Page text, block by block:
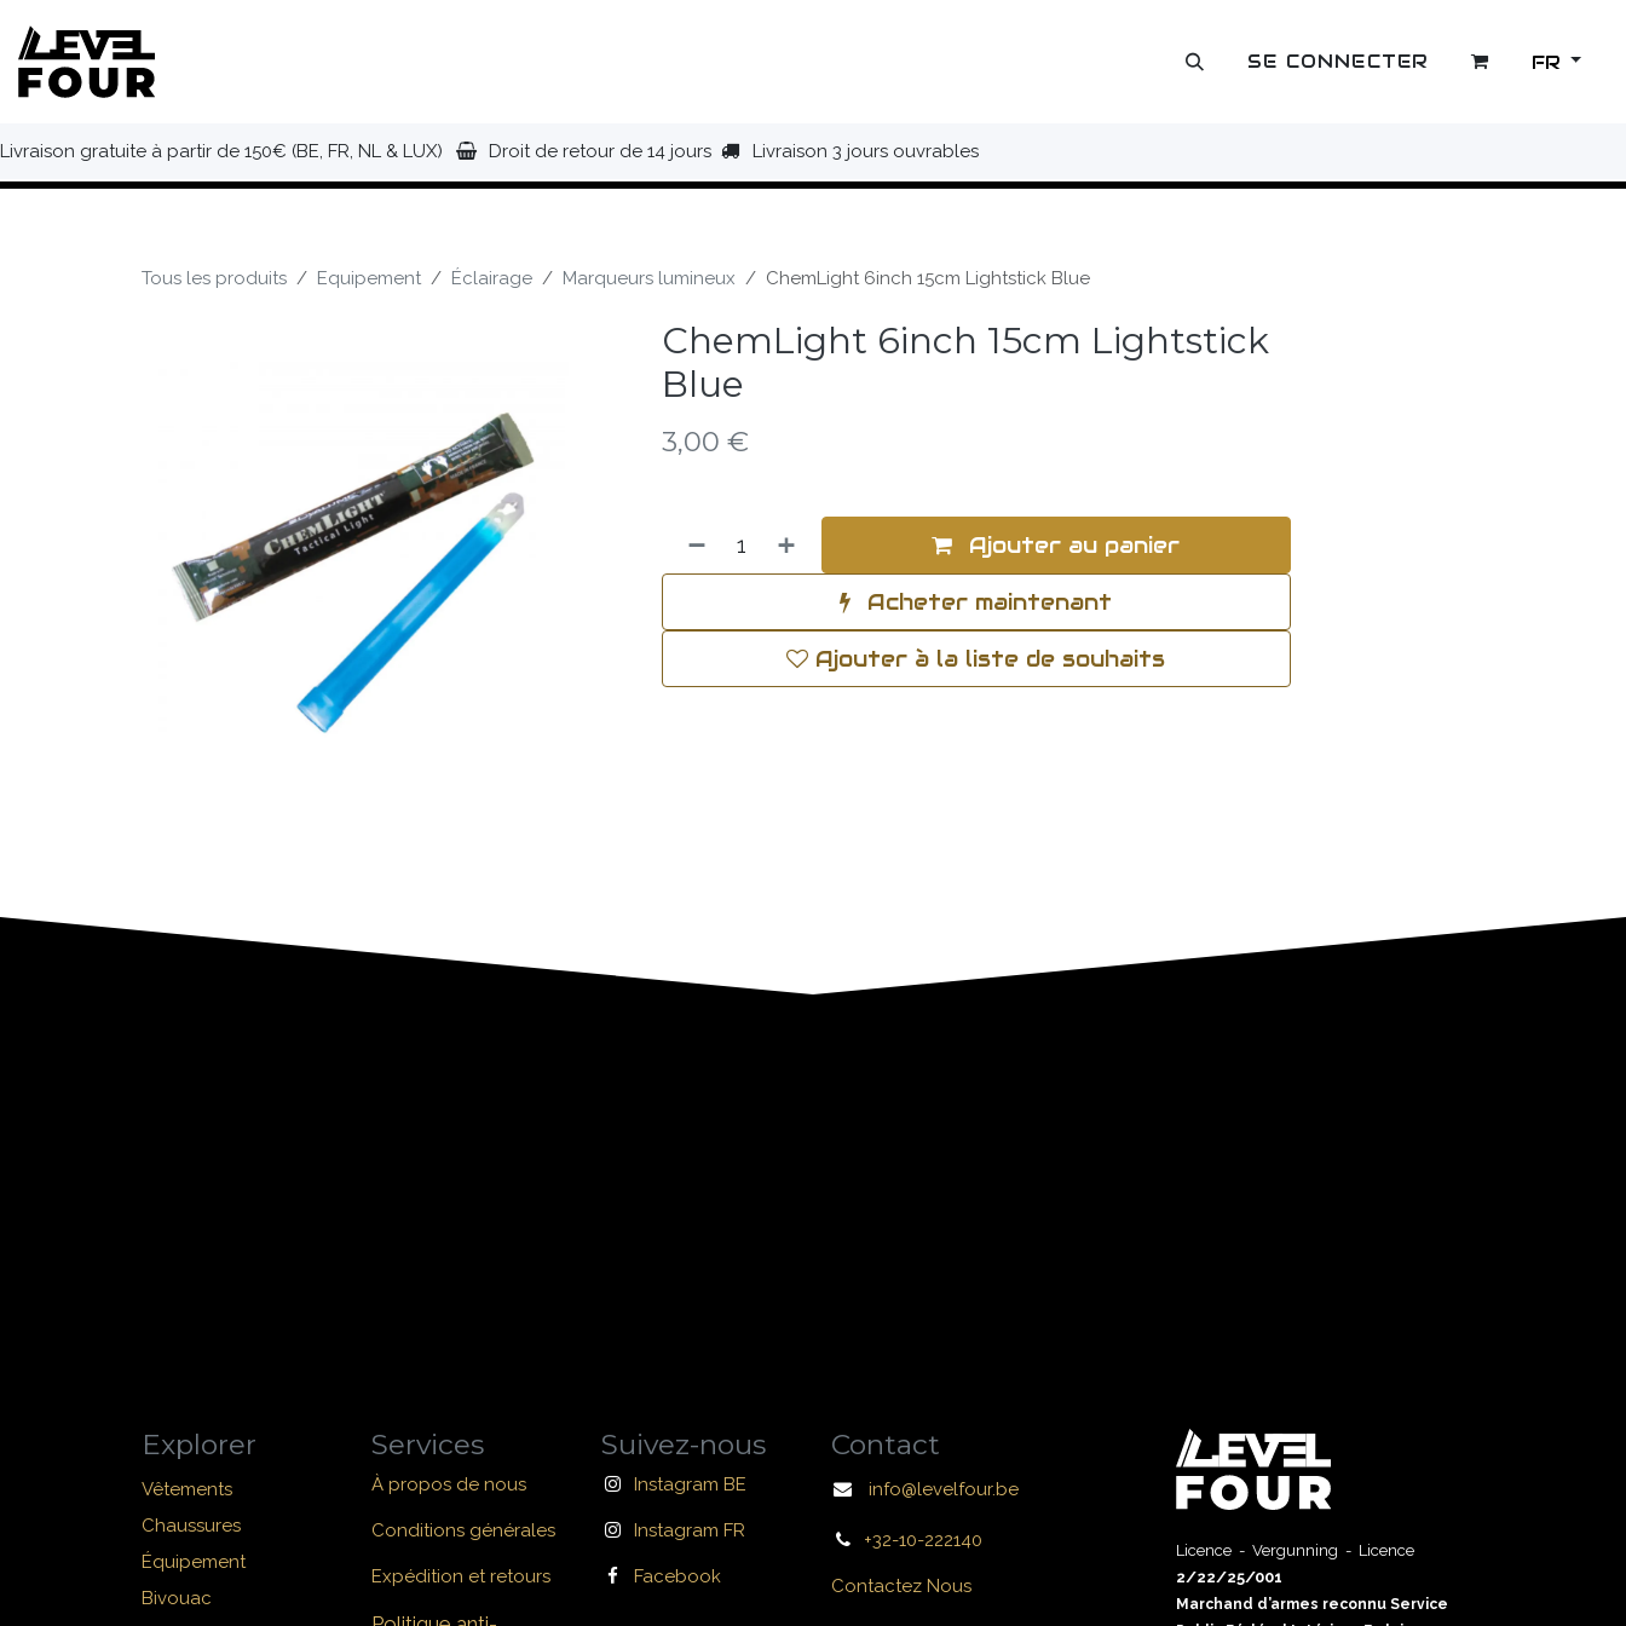
OUTLET SE CONNECTER FR
Livraison gratuite à partir de 150€ (BE, FR, NL & LUX) Droit de retour de 14 jours Livraison 3 jours ouvrables
Tous les produits Equipement Éclairage Marqueurs lumineux ChemLight 6inch 15cm Lightstick Blue
ChemLight 6inch 15cm Lightstick
Blue
3,00 €
Ajouter au panier
Acheter maintenant
Ajouter à la liste de souhaits
Explorer
Vêtements
Chaussures
Équipement
Bivouac
Services
À propos de nous
Conditions générales
Expédition et retours
Suivez-nous
Instagram BE
Instagram FR
Facebook
Contact
info@levelfour.be
+32-10-222140
Contactez Nous
Licence - Vergunning - Licence
2/22/25/001
Marchand d’armes reconnu Service